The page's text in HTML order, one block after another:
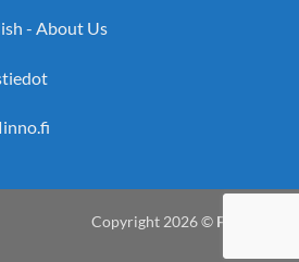
- About Us
Copyright 2026 © Flinno Oy